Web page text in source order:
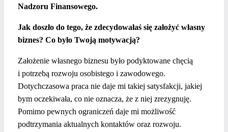
Nadzoru Finansowego.
Jak doszło do tego, że zdecydowałaś się założyć własny
biznes? Co było Twoją motywacją?
Założenie własnego biznesu było podyktowane chęcią
i potrzebą rozwoju osobistego i zawodowego.
Dotychczasowa praca nie daje mi takiej satysfakcji, jakiej
bym oczekiwała, co nie oznacza, że z niej zrezygnuję.
Pomimo pewnych ograniczeń daje mi możliwość
podtrzymania aktualnych kontaktów oraz rozwoju.